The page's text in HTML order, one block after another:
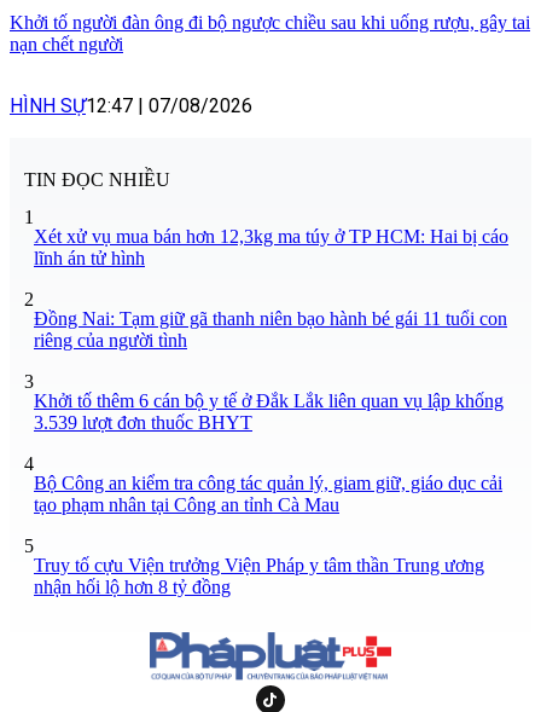
Khởi tố người đàn ông đi bộ ngược chiều sau khi uống rượu, gây tai
nạn chết người
HÌNH SỰ12:47 07/08/2026
TIN ĐỌC NHIỀU
1
Xét xử vụ mua bán hơn 12,3kg ma túy ở TP HCM: Hai bị cáo
lĩnh án tử hình
2
Đồng Nai: Tạm giữ gã thanh niên bạo hành bé gái 11 tuổi con
riêng của người tình
3
Khởi tố thêm 6 cán bộ y tế ở Đắk Lắk liên quan vụ lập khống
3.539 lượt đơn thuốc BHYT
4
Bộ Công an kiểm tra công tác quản lý, giam giữ, giáo dục cải
tạo phạm nhân tại Công an tỉnh Cà Mau
5
Truy tố cựu Viện trưởng Viện Pháp y tâm thần Trung ương
nhận hối lộ hơn 8 tỷ đồng